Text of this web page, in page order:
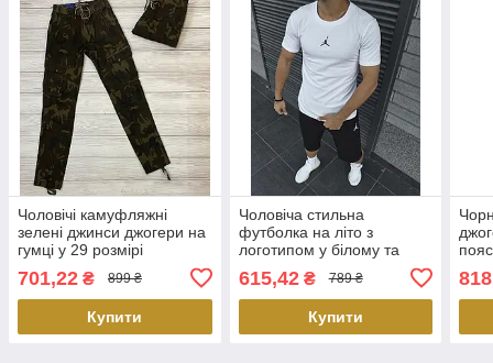
Чоловічі камуфляжні
зелені джинси джогери на
гумці у 29 розмірі
701,22 ₴ 899 ₴
Купити
Чоловіча стильна
футболка на літо з
логотипом у білому та
чорному кольорі в розмірі
2 XL
615,42₴ 789 ₴
Купити
176